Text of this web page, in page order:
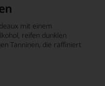
mit einem
reifen dunklen
Tanninen, die raffiniert